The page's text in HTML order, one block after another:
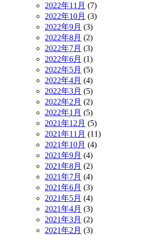
2022年11月 (7)
2022年10月 (3)
2022年9月 (3)
2022年8月 (2)
2022年7月 (3)
2022年6月 (1)
2022年5月 (5)
2022年4月 (4)
2022年3月 (5)
2022年2月 (2)
2022年1月 (5)
2021年12月 (5)
2021年11月 (11)
2021年10月 (4)
2021年9月 (4)
2021年8月 (2)
2021年7月 (4)
2021年6月 (3)
2021年5月 (4)
2021年4月 (3)
2021年3月 (2)
2021年2月 (3)